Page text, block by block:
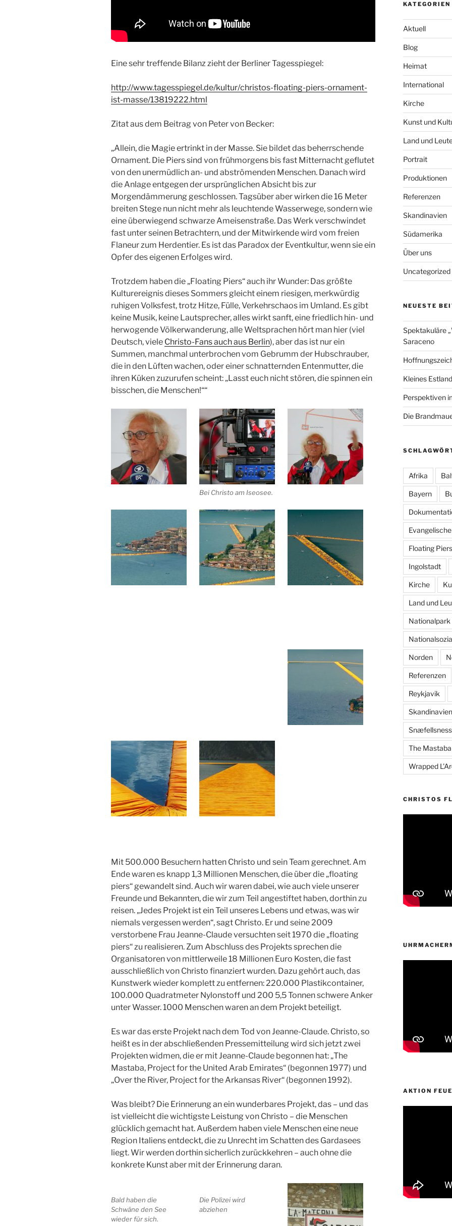
Eine sehr treffende Bilanz zieht der Berliner Tagesspiegel:
http://www.tagesspiegel.de/kultur/christos-floating-piers-ornament-
ist-masse/13819222.html
Zitat aus dem Beitrag von Peter von Becker:
„Allein, die Magie ertrinkt in der Masse. Sie bildet das beherrschende
Ornament. Die Piers sind von frühmorgens bis fast Mitternacht geflutet
von den unermüdlich an- und abströmenden Menschen. Danach wird
die Anlage entgegen der ursprünglichen Absicht bis zur
Morgendämmerung geschlossen. Tagsüber aber wirken die 16 Meter
breiten Stege nun nicht mehr als leuchtende Wasserwege, sondern wie
eine überwiegend schwarze Ameisenstraße. Das Werk verschwindet
fast unter seinen Betrachtern, und der Mitwirkende wird vom freien
Flaneur zum Herdentier. Es ist das Paradox der Eventkultur, wenn sie ein
Opfer des eigenen Erfolges wird.
Trotzdem haben die „Floating Piers“ auch ihr Wunder: Das größte
Kulturereignis dieses Sommers gleicht einem riesigen, merkwürdig
ruhigen Volksfest, trotz Hitze, Fülle, Verkehrschaos im Umland. Es gibt
keine Musik, keine Lautsprecher, alles wirkt sanft, eine friedlich hin- und
herwogende Völkerwanderung, alle Weltsprachen hört man hier (viel
Deutsch, viele Christo-Fans auch aus Berlin), aber das ist nur ein
Summen, manchmal unterbrochen vom Gebrumm der Hubschrauber,
die in den Lüften wachen, oder einer schnatternden Entenmutter, die
ihren Küken zuzurufen scheint: „Lasst euch nicht stören, die spinnen ein
bisschen, die Menschen!““
Bei Christo am Iseosee.
Mit 500.000 Besuchern hatten Christo und sein Team gerechnet. Am
Ende waren es knapp 1,3 Millionen Menschen, die über die „floating
piers“ gewandelt sind. Auch wir waren dabei, wie auch viele unserer
Freunde und Bekannten, die wir zum Teil angestiftet haben, dorthin zu
reisen. „Jedes Projekt ist ein Teil unseres Lebens und etwas, was wir
niemals vergessen werden“, sagt Christo. Er und seine 2009
verstorbene Frau Jeanne-Claude versuchten seit 1970 die „floating
piers“ zu realisieren. Zum Abschluss des Projekts sprechen die
Organisatoren von mittlerweile 18 Millionen Euro Kosten, die fast
ausschließlich von Christo finanziert wurden. Dazu gehört auch, das
Kunstwerk wieder komplett zu entfernen: 220.000 Plastikcontainer,
100.000 Quadratmeter Nylonstoff und 200 5,5 Tonnen schwere Anker
unter Wasser. 1000 Menschen waren an dem Projekt beteiligt.
Es war das erste Projekt nach dem Tod von Jeanne-Claude. Christo, so
heißt es in der abschließenden Pressemitteilung wird sich jetzt zwei
Projekten widmen, die er mit Jeanne-Claude begonnen hat: „The
Mastaba, Project for the United Arab Emirates“ (begonnen 1977) und
„Over the River, Project for the Arkansas River“ (begonnen 1992).
Was bleibt? Die Erinnerung an ein wunderbares Projekt, das – und das
ist vielleicht die wichtigste Leistung von Christo – die Menschen
glücklich gemacht hat. Außerdem haben viele Menschen eine neue
Region Italiens entdeckt, die zu Unrecht im Schatten des Gardasees
liegt. Wir werden dorthin sicherlich zurückkehren – auch ohne die
konkrete Kunst aber mit der Erinnerung daran.
Bald haben die
Schwäne den See
wieder für sich.
Die Polizei wird
abziehen
KATEGORIEN
Aktuell
Blog
Heimat
International
Kirche
Kunst und
Land und
Portrait
Produktionen
Referenzen
Skandinavien
Südamerika
Über uns
Uncategorized
NEUESTE
Spektakuläre
Saraceno
Kleines
Perspektiven
Die
Afrika
Bayern
Floating Piers
Ingolstadt
Kirche
Land und
Nationalpark
Norden
Referenzen
Reykjavik
Skandinavien
Snæfellsness
The Mastaba
Wrapped
CHRISTOS
AKTION